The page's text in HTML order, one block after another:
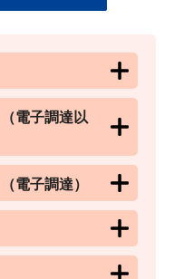
電子調達以
電子調達）